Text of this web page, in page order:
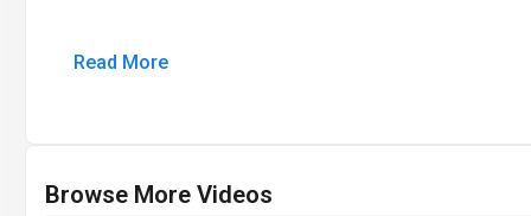
Read More
Browse More Videos